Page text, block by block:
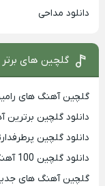
دانلود مداحی
گلچین های برتر
گلچین آهنگ های
دانلود گلچین
دانلود گلچین
دانلود گلچین 100 آهنگ برتر دهه 90
گلچین آهنگ های جدید